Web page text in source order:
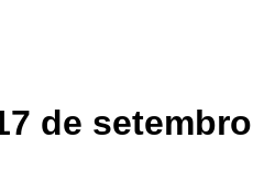
de setembro